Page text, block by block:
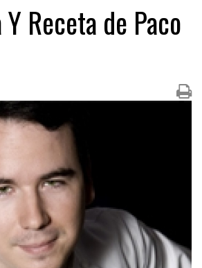
Receta de Paco